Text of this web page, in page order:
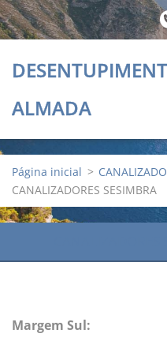
ALMADA
Página inicial >
CANALIZADORES SESIMBRA
Margem Sul: